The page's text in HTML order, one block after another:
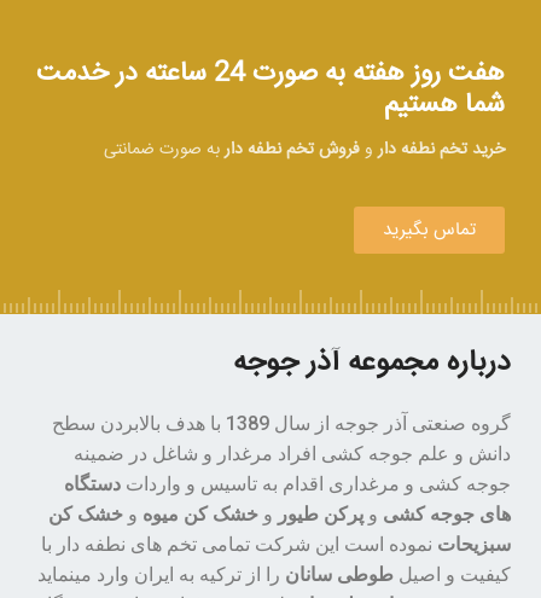
هفت روز هفته به صورت 24 ساعته در خدمت
شما هستیم
خرید تخم نطفه داروفروش تخم نطفه داربه صورت ضمانتی
تماس بگیرید
درباره مجموعه آذر جوجه
گروه صنعتی آذر جوجه از سال 1389 با هدف بالابردن سطح
دانش و علم جوجه کشی افراد مرغدار و شاغل در ضمینه
جوجه کشی و مرغداری اقدام به تاسیس و وارداتدستگاه
های جوجه کشی وپرکن طیور وخشک کن میوه وخشک کن
سبزیحات نموده است این شرکت تمامی تخم های نطفه دار با
کیفیت و اصیلطوطی سانان را از ترکیه به ایران وارد مینماید